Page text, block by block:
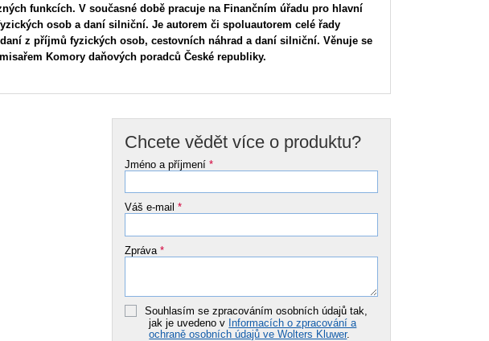
funkcích. V současné době pracuje na Finančním úřadu pro hlavní
osob a daní silniční. Je autorem či spoluautorem celé řady
z příjmů fyzických osob, cestovních náhrad a daní silniční. Věnuje se
Komory daňových poradců České republiky.
Chcete vědět více o produktu?
Jméno a příjmení*
Váš e-mail*
Zpráva*
Souhlasím se zpracováním osobních údajů tak,
jak je uvedeno v Informacích o zpracování a
ochraně osobních údajů ve Wolters Kluwer.